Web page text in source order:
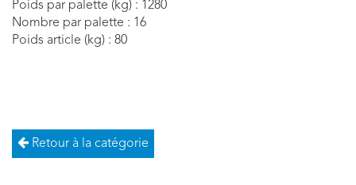
Poids par palette (kg) : 1280
Nombre par palette : 16
Poids article (kg) : 80
Retour à la catégorie